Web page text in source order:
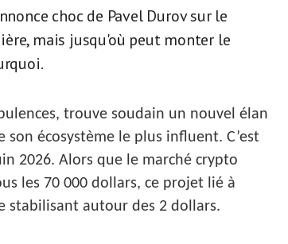
choc de Pavel Durov sur le
mais jusqu'où peut monter le
trouve soudain un nouvel élan
écosystème le plus influent. C’est
2026. Alors que le marché crypto
les 70 000 dollars, ce projet lié à
stabilisant autour des 2 dollars.